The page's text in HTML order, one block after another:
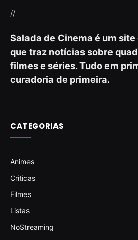
//
Salada de Cinema é um
que traz notícias sobre
filmes e séries. Tudo em
curadoria de primeira.
CATEGORIAS
Animes
Criticas
Filmes
Listas
NoStreaming